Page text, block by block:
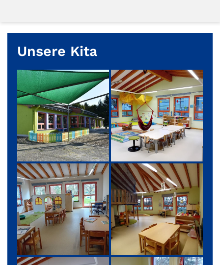
Unsere Kita